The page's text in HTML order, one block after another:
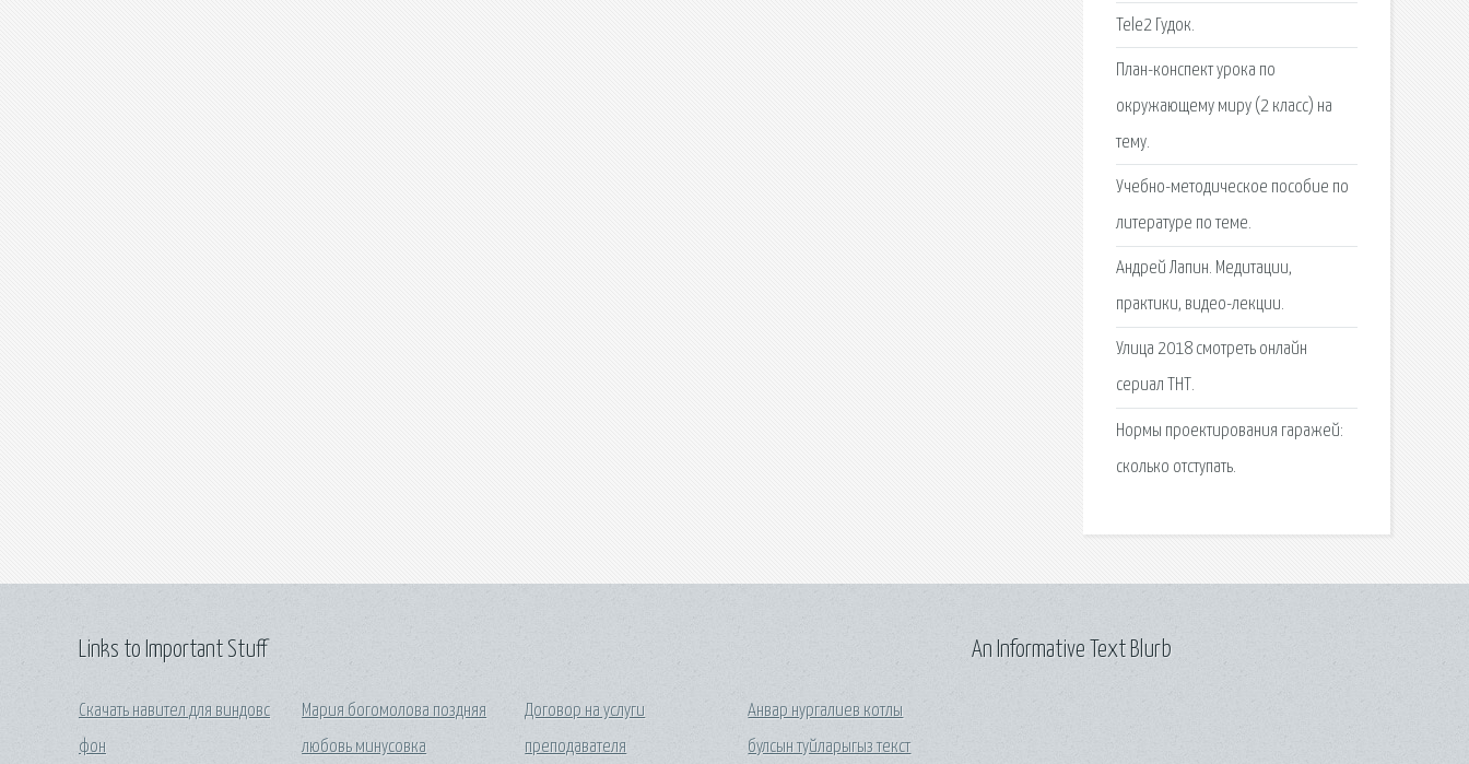
Tele2 Гудок.
План-конспект урока по
окружающему миру (2 класс) на
тему.
Учебно-методическое пособие по
литературе по теме.
Андрей Лапин. Медитации,
практики, видео-лекции.
Улица 2018 смотреть онлайн
сериал ТНТ.
Нормы проектирования гаражей:
сколько отступать.
Links to Important Stuff
Скачать навител для виндовс
фон
Мария богомолова поздняя
любовь минусовка
Договор на услуги
преподавателя
Анвар нургалиев котлы
булсын туйларыгыз текст
An Informative Text Blurb